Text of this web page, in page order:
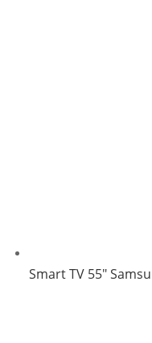
Smart TV 55″